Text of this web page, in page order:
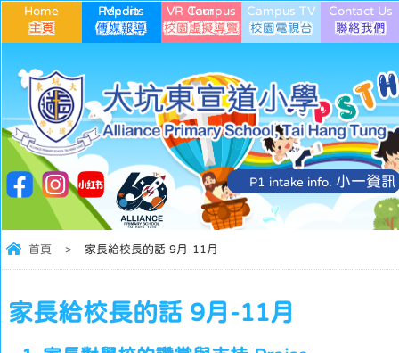
Home Media Reports VR Campus Tour Campus TV Contact Us
P1 intake info. 小一資訊
首頁 > 家長給校長的話 9月-11月
家長給校長的話 9月-11月